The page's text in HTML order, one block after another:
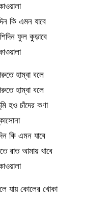
কি এমন যাবে
ফুল কুড়াবে
হাম্বা বলে
হাম্বা বলে
হও চাঁদের কণা
কি এমন যাবে
রাত আমায় খাবে
যায় কোলের খোকা